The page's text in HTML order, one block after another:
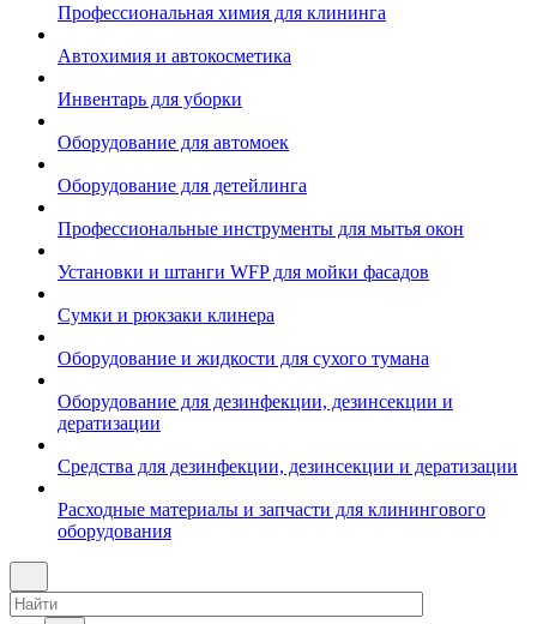
Профессиональная химия для клининга
Автохимия и автокосметика
Инвентарь для уборки
Оборудование для автомоек
Оборудование для детейлинга
Профессиональные инструменты для мытья окон
Установки и штанги WFP для мойки фасадов
Сумки и рюкзаки клинера
Оборудование и жидкости для сухого тумана
Оборудование для дезинфекции, дезинсекции и
дератизации
Средства для дезинфекции, дезинсекции и дератизации
Расходные материалы и запчасти для клинингового
оборудования